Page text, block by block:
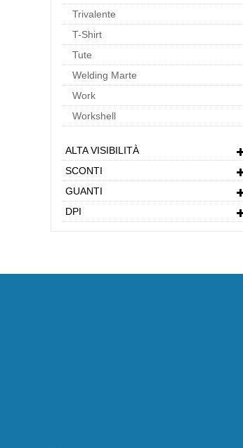
Trivalente
T-Shirt
Tute
Welding Marte
Work
Workshell
ALTA VISIBILITÀ
SCONTI
GUANTI
DPI